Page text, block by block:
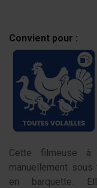
Convient pour :
Cette filmeuse à
manuellement
en barquette.